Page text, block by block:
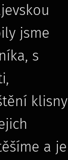
jsme
s
klisny
a je